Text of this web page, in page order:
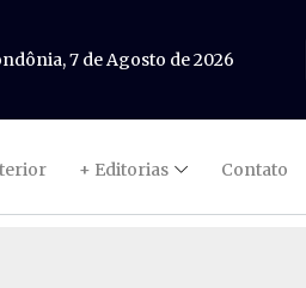
7 de Agosto de 2026
+ Editorias Contato